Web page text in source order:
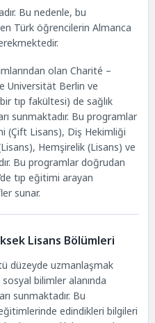
Bu nedenle, bu
Türk öğrencilerin Almanca
olan Charité –
Universität Berlin ve
tıp fakültesi) de sağlık
sunmaktadır. Bu programlar
(Çift Lisans), Diş Hekimliği
Hemşirelik (Lisans) ve
Bu programlar doğrudan
tıp eğitimi arayan
sunar.
Lisans Bölümleri
düzeyde uzmanlaşmak
bilimler alanında
sunmaktadır. Bu
edindikleri bilgileri